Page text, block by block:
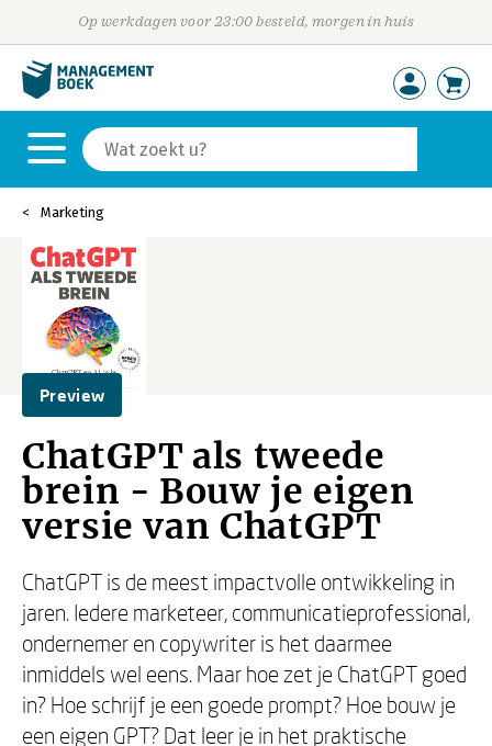
Op werkdagen voor 23:00 besteld, morgen in huis
Marketing
Preview
ChatGPT als tweede
brein - Bouw je eigen
versie van ChatGPT
ChatGPT is de meest impactvolle ontwikkeling in
jaren. Iedere marketeer, communicatieprofessional,
ondernemer en copywriter is het daarmee
inmiddels wel eens. Maar hoe zet je ChatGPT goed
in? Hoe schrijf je een goede prompt? Hoe bouw je
een eigen GPT? Dat leer je in het praktische